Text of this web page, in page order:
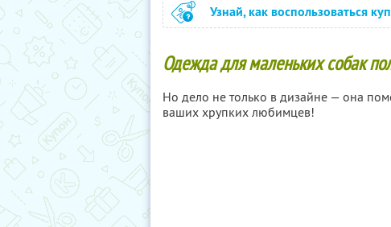
Узнай, как воспользоваться
Одежда для маленьких собак
Но дело не только в дизайне — она
ваших хрупких любимцев!